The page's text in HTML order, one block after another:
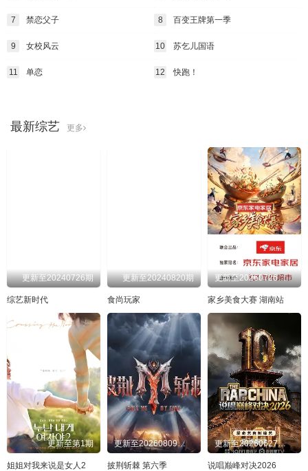
7 禁恋父子 8 百变王牌第一季
9 女校风云 10 苏乞儿国语
11 单恋 12 快跑！
最新综艺 更多
更新至20240726期
综艺新时代
更新至20240820期
食尚玩家
更新至20260726第1集
家乡美食大赛 湖南站
更新至第1期
姐姐对我来说是女人2
更新至20260809超前企划第2期
披荆斩棘 第六季
更新至20260627发布会
说唱巅峰对决2026